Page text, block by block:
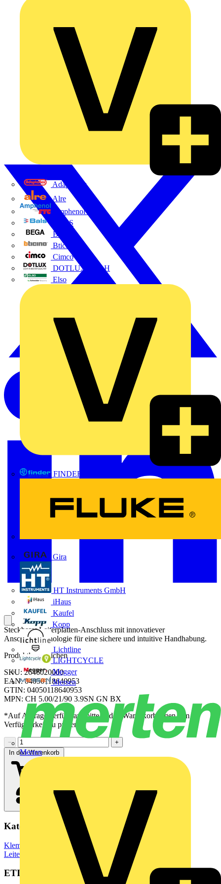
Adaptaflex
Alre
Amphenol FTG
BALS
Bega
Bticino
Cimco
DOTLUX GmbH
Elso
FINDER
Gira
HT Instruments GmbH
iHaus
Kaufel
Kopp
Lichtline
LIGHTCYCLE
Megger
Mersen
Merten
Steckbarer Leiterplatten-Anschluss mit innovatiever
Anschlusstechnologie für eine sichere und intuitive Handhabung.
Produktkennzeichen
SKU: 2646020000
EAN: 04050118640953
GTIN: 04050118640953
MPN: CH 5.00/21/90 3.9SN GN BX
*Auf Anfrage verfügbar - bitte in den Warenkorb legen, um
Verfügbarkeit zu prüfen
−
+
In den Warenkorb
Kategorien
Klemmen, Steckverbinder & Verbindungselemente
Leiterplattensteckverbinder
ETIM Group